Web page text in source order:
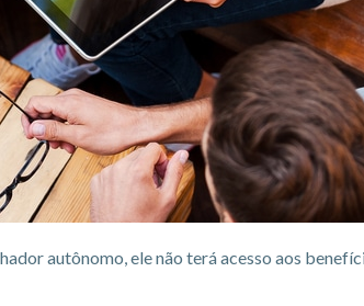
autônomo, ele não terá acesso aos